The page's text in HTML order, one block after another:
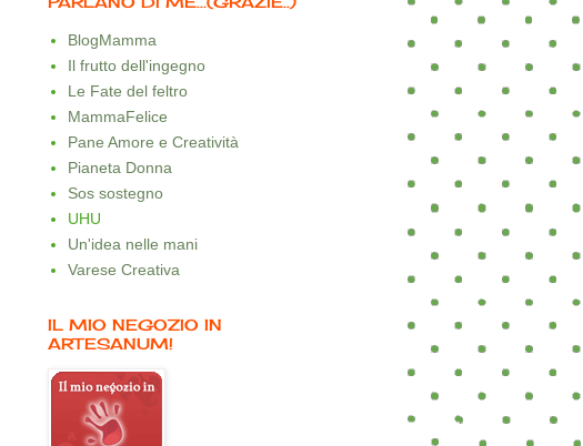
BlogMamma
Il frutto dell'ingegno
Le Fate del feltro
MammaFelice
Pane Amore e Creatività
Pianeta Donna
Sos sostegno
UHU
Un'idea nelle mani
Varese Creativa
IL MIO NEGOZIO IN
ARTESANUM!